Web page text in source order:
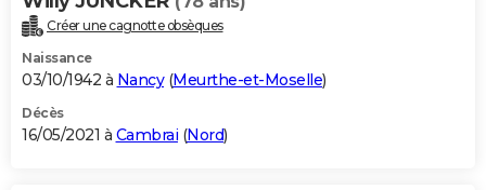
Créer une cagnotte obsèques
Naissance
03/10/1942 à Nancy(Meurthe-et-Moselle)
Décès
16/05/2021 à Cambrai (Nord)